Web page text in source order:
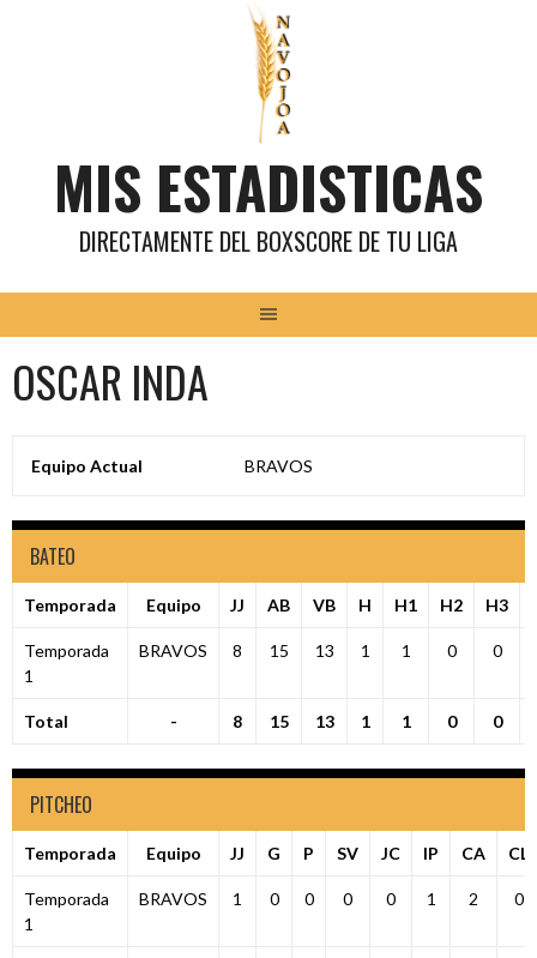
MIS ESTADISTICAS
DIRECTAMENTE DEL BOXSCORE DE TU LIGA
OSCAR INDA
Equipo Actual BRAVOS
BATEO
Temporada Equipo JJ AB VB H H1 H2 H3
Temporada
1
BRAVOS 8 15 13 1 1 0 0
Total - 8 15 13 1 1 0 0
PITCHEO
Temporada Equipo JJ G P SV JC IP CA CL
Temporada
1
BRAVOS 1 0 0 0 0 1 2 0